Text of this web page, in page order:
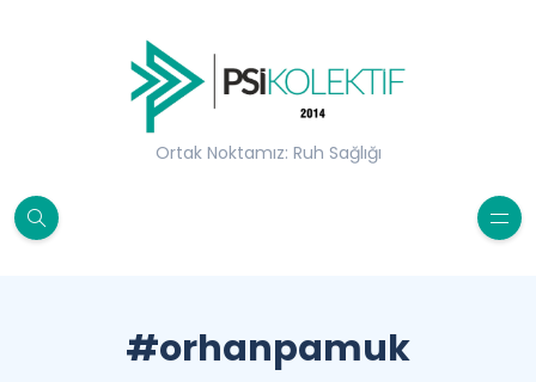
Ortak Noktamız: Ruh Sağlığı
#orhanpamuk